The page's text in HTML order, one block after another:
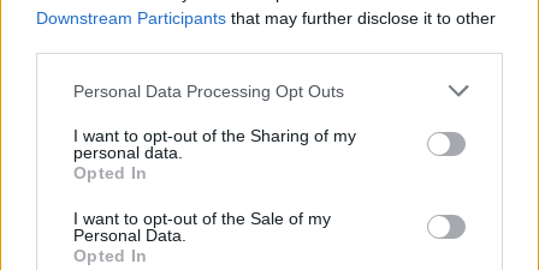
Downstream Participants that may further disclose it to other
Please note that this website/app uses one or more Google
not limited to your visit or usage behaviour. You may click to
grant or deny consent to Google and its third-party tags to
use your data for below specified purposes in below Google
consent section.
Personal Data Processing Opt Outs
I want to opt-out of the Sharing of my
personal data.
Opted In
I want to opt-out of the Sale of my
Personal Data.
Opted In
Mario Malu
Paolo Pinna